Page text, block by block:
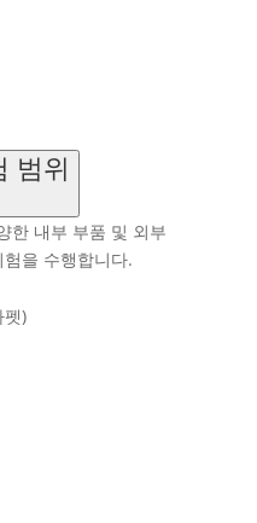
범위
한 내부 부품 및 외부
을 수행합니다.
펫)